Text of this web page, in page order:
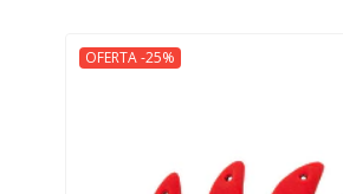
OFERTA -25%